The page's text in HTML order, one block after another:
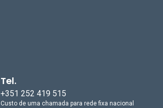
Tel.
+351 252 419 515
Custo de uma chamada para rede fixa nacional